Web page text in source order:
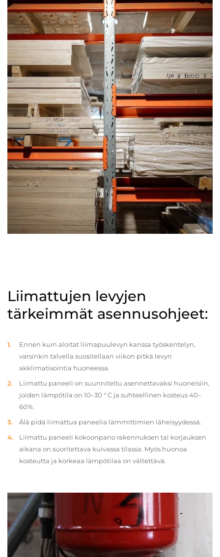
Liimattujen levyjen
tärkeimmät asennusohjeet:
Ennen kuin aloitat liimapuulevyn kanssa työskentelyn,
varsinkin talvella suositellaan viikon pitkä levyn
akklimatisointia huoneessa.
Liimattu paneeli on suunniteltu asennettavaksi huoneisiin,
joiden lämpötila on 10–30 ° C ja suhteellinen kosteus 40–
60%.
Älä pidä liimattua paneelia lämmittimien läheisyydessä.
Liimattu paneeli kokoonpano rakennuksen tai korjauksen
aikana on suoritettava kuivassa tilassa. Myös huonoa
kosteutta ja korkeaa lämpötilaa on vältettävä.